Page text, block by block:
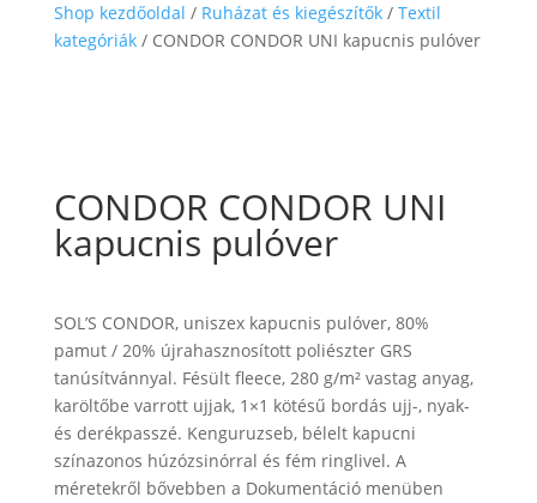
Shop kezdőoldal / Ruházat és kiegészítők/ Textil
kategóriák/ CONDOR CONDOR UNI kapucnis pulóver
CONDOR CONDOR UNI
kapucnis pulóver
SOL’S CONDOR, uniszex kapucnis pulóver, 80%
pamut / 20% újrahasznosított poliészter GRS
tanúsítvánnyal. Fésült fleece, 280 g/m² vastag anyag,
karöltőbe varrott ujjak, 1×1 kötésű bordás ujj-, nyak-
és derékpasszé. Kenguruzseb, bélelt kapucni
színazonos húzózsinórral és fém ringlivel. A
méretekről bővebben a Dokumentáció menüben